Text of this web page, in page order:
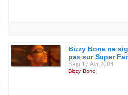
Dernièrement, il s'est convertit à
début de 'Midwest Cowboy' ce
chanter sur Jésus).
Bizzy Bone ne
pas sur Super
Sam 17 Avr 2004
Bizzy Bone